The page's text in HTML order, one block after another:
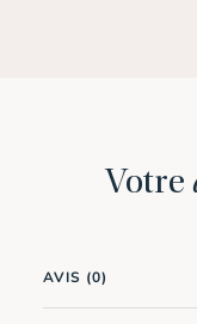
Votre
AVIS (0)